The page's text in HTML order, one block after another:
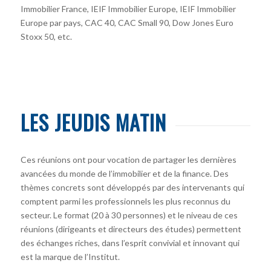
Immobilier France, IEIF Immobilier Europe, IEIF Immobilier
Europe par pays, CAC 40, CAC Small 90, Dow Jones Euro
Stoxx 50, etc.
LES JEUDIS MATIN
Ces réunions ont pour vocation de partager les dernières
avancées du monde de l’immobilier et de la finance. Des
thèmes concrets sont développés par des intervenants qui
comptent parmi les professionnels les plus reconnus du
secteur. Le format (20 à 30 personnes) et le niveau de ces
réunions (dirigeants et directeurs des études) permettent
des échanges riches, dans l’esprit convivial et innovant qui
est la marque de l’Institut.